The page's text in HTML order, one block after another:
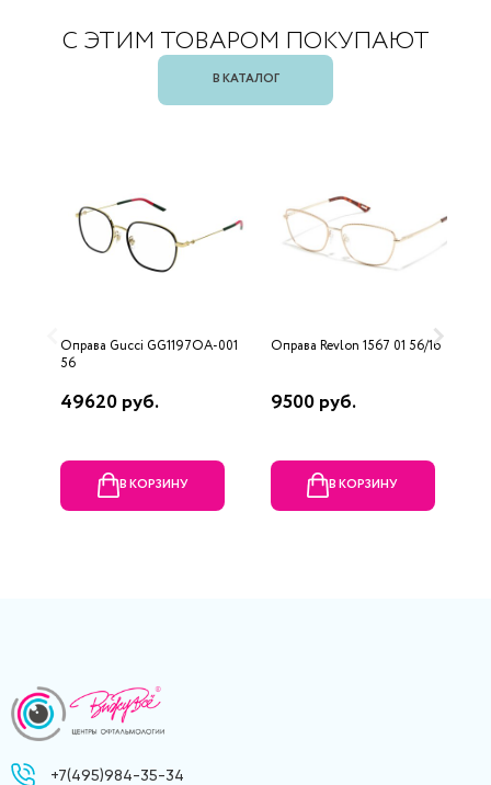
С ЭТИМ ТОВАРОМ ПОКУПАЮТ
В КАТАЛОГ
Оправа Gucci GG1197OA-001
56
49620 руб.
В КОРЗИНУ
Оправа Revlon 1567 01 56/16
9500 руб.
В КОРЗИНУ
+7(495)984-35-34